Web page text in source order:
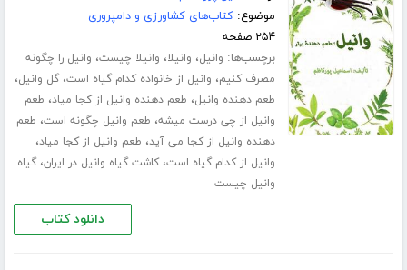
موضوع:کتاب‌های کشاورزی و دامپروری
۲۵۴ صفحه
برچسب‌ها: وانیل، وانیلا، وانیلا چیست، وانیل را چگونه
مصرف کنیم، وانیل از خانواده کدام گیاه است،گل وانیل،
طعم دهنده وانیل، طعم دهنده وانیل از کجا میاد، طعم
وانیل از چی درست میشه، طعم وانیل چگونه است، طعم
دهنده وانیل از کجا می آید، طعم وانیل از کجا میاد،
وانیل از کدام گیاه است،کاشت گیاه وانیل در ایران،گیاه
وانیل چیست
دانلود کتاب